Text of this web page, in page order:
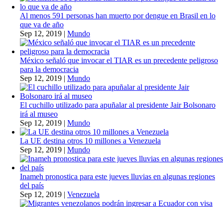
Al menos 591 personas han muerto por dengue en Brasil en lo
que va de año
Sep 12, 2019 | Mundo
México señaló que invocar el TIAR es un precedente peligroso
para la democracia
Sep 12, 2019 | Mundo
El cuchillo utilizado para apuñalar al presidente Jair Bolsonaro
irá al museo
Sep 12, 2019 | Mundo
La UE destina otros 10 millones a Venezuela
Sep 12, 2019 | Mundo
Inameh pronostica para este jueves lluvias en algunas regiones
del país
Sep 12, 2019 | Venezuela